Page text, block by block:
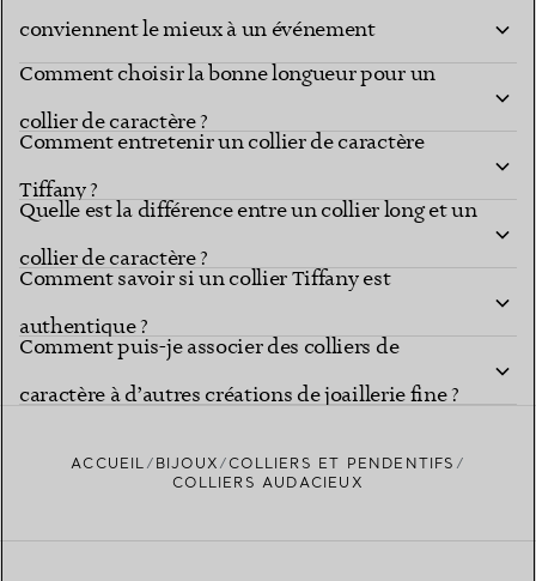
conviennent le mieux à un événement
important ?
Comment choisir la bonne longueur pour un
collier de caractère ?
Comment entretenir un collier de caractère
Tiffany ?
Quelle est la différence entre un collier long et un
collier de caractère ?
Comment savoir si un collier Tiffany est
authentique ?
Comment puis-je associer des colliers de
caractère à d’autres créations de joaillerie fine ?
ACCUEIL BIJOUX
COLLIERS ET PENDENTIFS
COLLIERS AUDACIEUX